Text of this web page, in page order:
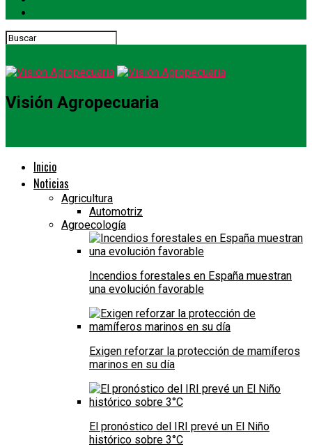
Visión Agropecuaria
Inicio
Noticias
Agricultura
Automotriz
Agroecología
Incendios forestales en España muestran
una evolución favorable
Exigen reforzar la protección de mamíferos
marinos en su día
El pronóstico del IRI prevé un El Niño
histórico sobre 3°C